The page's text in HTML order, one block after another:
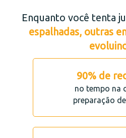
Enquanto você tenta
espalhadas, outras
90% de
no tempo na
preparação